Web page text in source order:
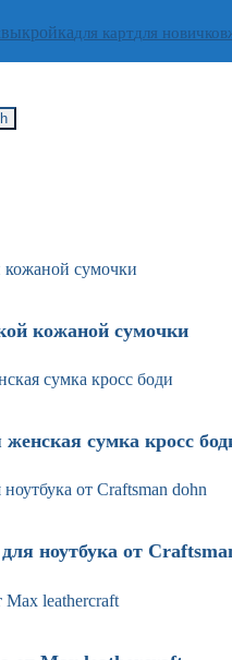
выкройкадля картдля новичков
кожаной сумочки
сумка кросс
ноутбука от